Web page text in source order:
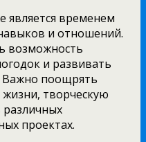
является временем
и отношений.
возможность
и развивать
поощрять
творческую
различных
проектах.